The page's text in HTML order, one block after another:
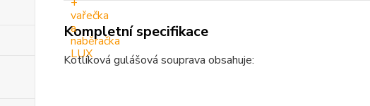
Kompletní specifikace
Kotlíková gulášová souprava obsahuje: